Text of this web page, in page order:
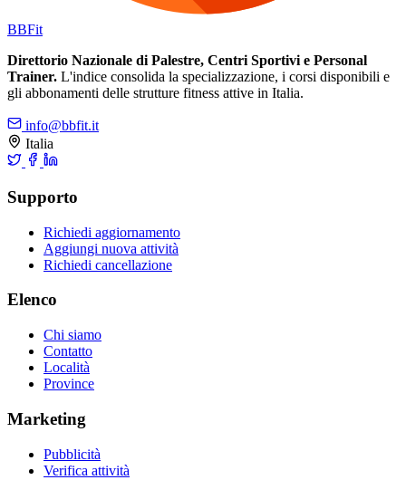
BBFit
Direttorio Nazionale di Palestre, Centri Sportivi e Personal
Trainer. L'indice consolida la specializzazione, i corsi disponibili e
gli abbonamenti delle strutture fitness attive in Italia.
info@bbfit.it
Italia
Supporto
Richiedi aggiornamento
Aggiungi nuova attività
Richiedi cancellazione
Elenco
Chi siamo
Contatto
Località
Province
Marketing
Pubblicità
Verifica attività